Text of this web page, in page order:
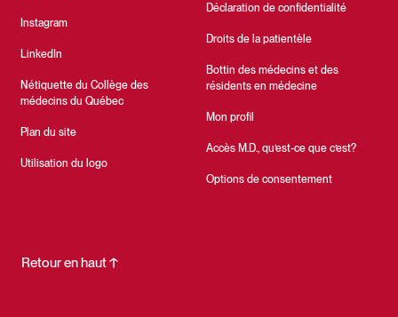
Instagram
LinkedIn
Nétiquette du Collège des
médecins du Québec
Plan du site
Utilisation du logo
Déclaration de confidentialité
Droits de la patientèle
Bottin des médecins et des
résidents en médecine
Mon profil
Accès M.D., qu’est-ce que c’est?
Options de consentement
Retour en haut